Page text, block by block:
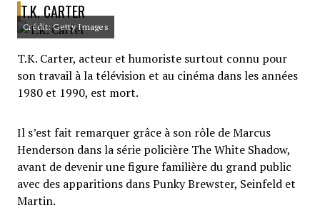
T.K. CARTER
Crédit: Getty Images
T.K. Carter, acteur et humoriste surtout connu pour
son travail à la télévision et au cinéma dans les années
1980 et 1990, est mort.
Il s’est fait remarquer grâce à son rôle de Marcus
Henderson dans la série policière The White Shadow,
avant de devenir une figure familière du grand public
avec des apparitions dans Punky Brewster, Seinfeld et
Martin.